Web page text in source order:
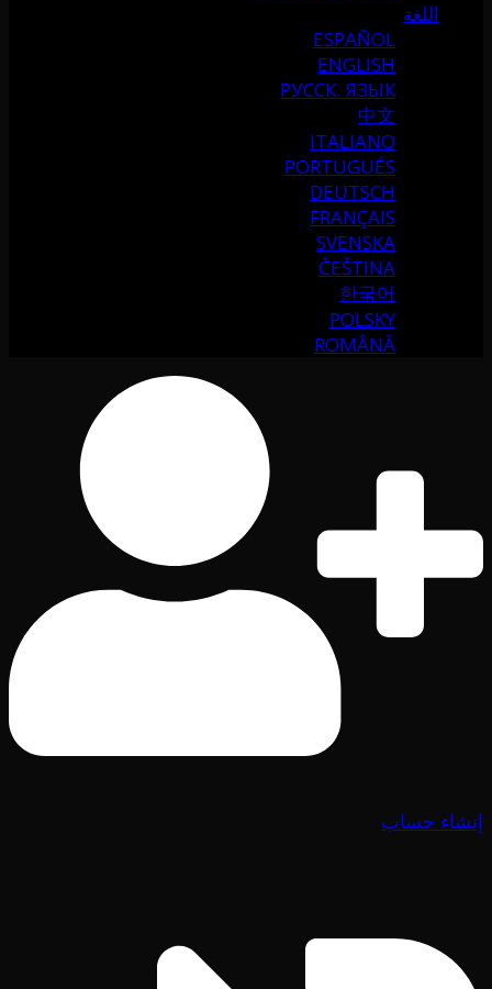
اللغة
ESPAÑOL
ENGLISH
РУССК. ЯЗЫК
中文
ITALIANO
PORTUGUÉS
DEUTSCH
FRANÇAIS
SVENSKA
ČEŠTINA
한국어
POLSKY
ROMÂNĂ
إنشاء حساب